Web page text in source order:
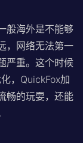
般海外是不能够
，网络无法第一
严重。这个时候
，QuickFox加
畅的玩耍，还能